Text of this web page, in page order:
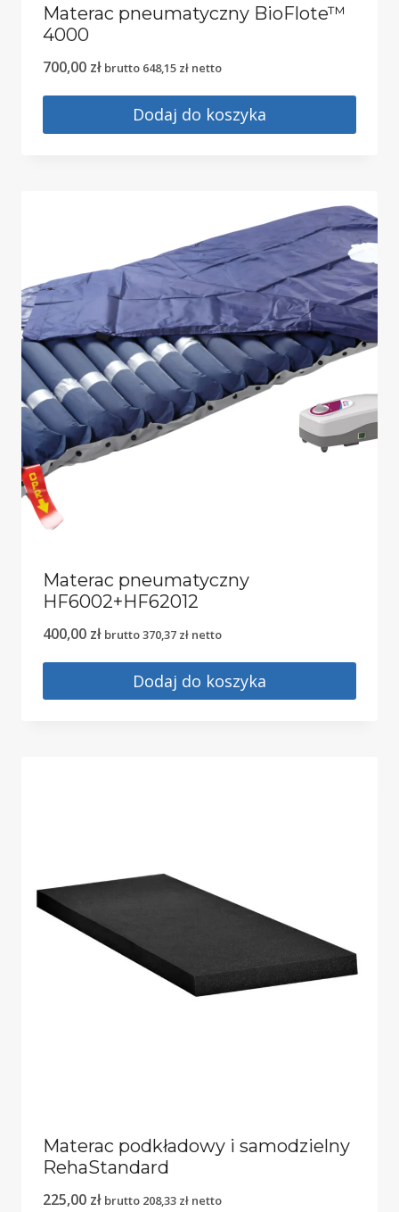
Materac pneumatyczny BioFlote™
4000
700,00 zł brutto 648,15 zł netto
Dodaj do koszyka
Materac pneumatyczny
HF6002+HF62012
400,00 zł brutto370,37 zł netto
Dodaj do koszyka
Materac podkładowy i samodzielny
RehaStandard
225,00 zł brutto 208,33 zł netto